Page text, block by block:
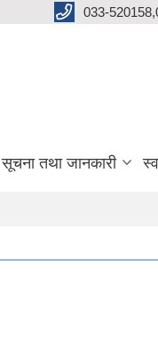
033-
सूचना तथा जानकारी